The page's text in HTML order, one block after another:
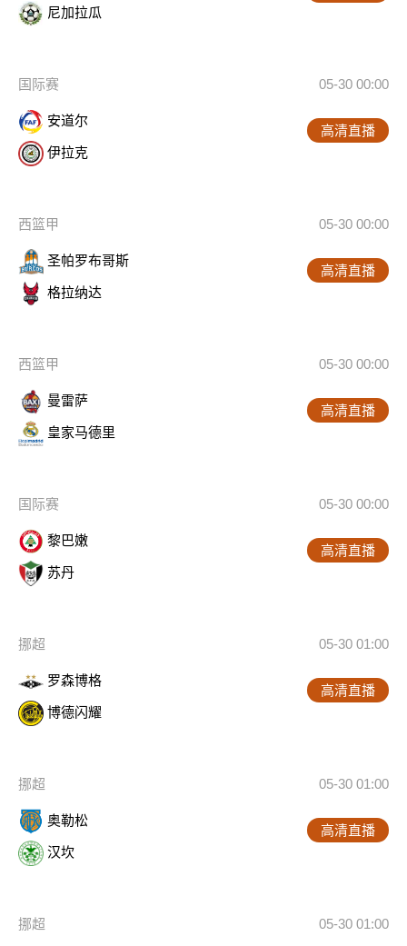
尼加拉瓜
国际赛 05-30 00:00
安道尔
伊拉克
高清直播
西篮甲 05-30 00:00
圣帕罗布哥斯
格拉纳达
高清直播
西篮甲 05-30 00:00
曼雷萨
皇家马德里
高清直播
国际赛 05-30 00:00
黎巴嫩
苏丹
高清直播
挪超 05-30 01:00
罗森博格
博德闪耀
高清直播
挪超 05-30 01:00
奥勒松
汉坎
高清直播
挪超 05-30 01:00